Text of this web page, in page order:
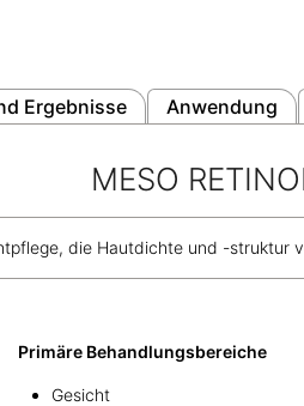
Ergebnisse Anwendung
MESO
die Hautdichte und -struktur
Primäre Behandlungsbereiche
Gesicht